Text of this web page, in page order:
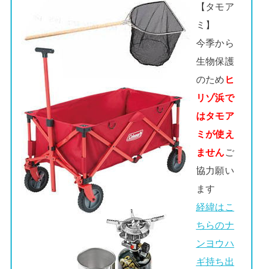
【タモア
ミ】
今季から
生物保護
のため ヒ
リゾ浜で
はタモア
ミが使え
ませんご
協力願い
ます
経緯はこ
ちらのナ
ンヨウハ
ギ持ち出